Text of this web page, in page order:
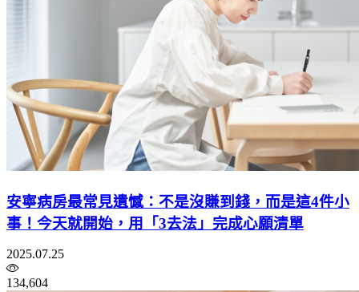
安寧病房最常見遺憾：不是沒賺到錢，而是這4件小
事！今天就開始，用「3去法」完成心願清單
2025.07.25
134,604